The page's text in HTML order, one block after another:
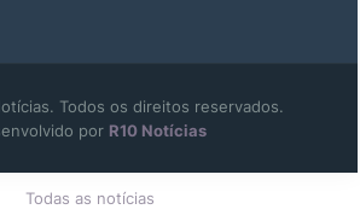
Todos os direitos reservados.
por R10 Notícias
Todas as notícias